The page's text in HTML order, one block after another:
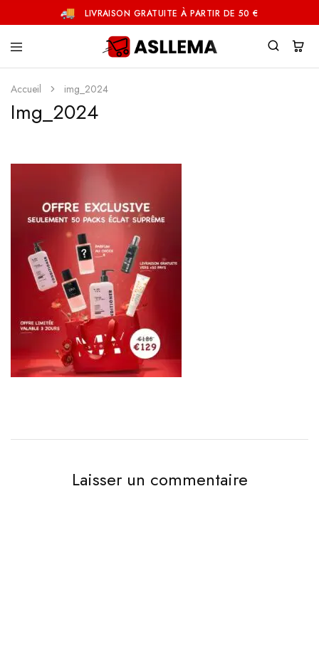
LIVRAISON GRATUITE À PARTIR DE 50 €
Accueil img_2024
Img_2024
Laisser un commentaire